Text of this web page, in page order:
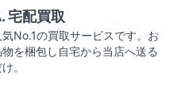
宅配買取
気No.1の買取サービスです。お
物を梱包し自宅から当店へ送る
。